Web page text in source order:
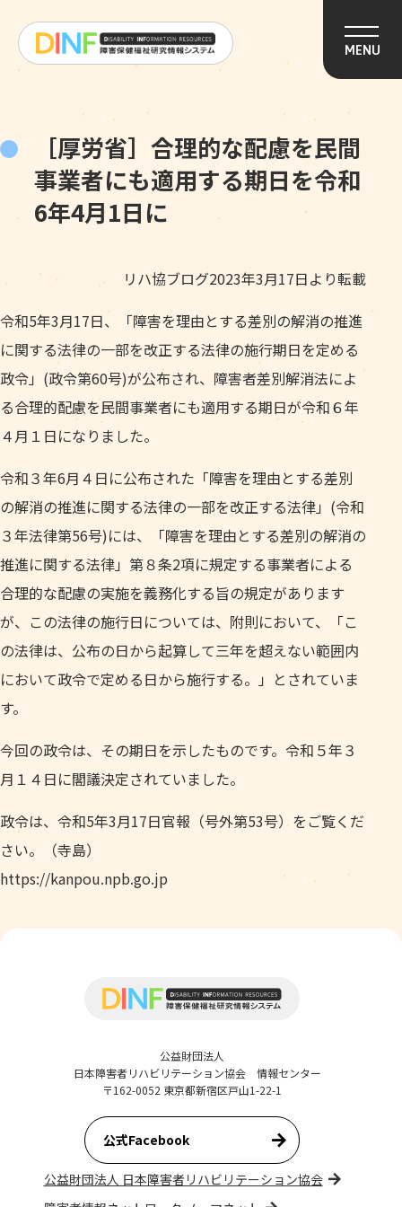
MENU
［厚労省］合理的な配慮を民間
事業者にも適用する期日を令和
6年4月1日に
リハ協ブログ2023年3月17日より転載
令和5年3月17日、「障害を理由とする差別の解消の推進
に関する法律の一部を改正する法律の施行期日を定める
政令」(政令第60号)が公布され、障害者差別解消法によ
る合理的配慮を民間事業者にも適用する期日が令和６年
４月１日になりました。
令和３年6月４日に公布された「障害を理由とする差別
の解消の推進に関する法律の一部を改正する法律」(令和
３年法律第56号)には、「障害を理由とする差別の解消の
推進に関する法律」第８条2項に規定する事業者による
合理的な配慮の実施を義務化する旨の規定があります
が、この法律の施行日については、附則において、「こ
の法律は、公布の日から起算して三年を超えない範囲内
において政令で定める日から施行する。」とされていま
す。
今回の政令は、その期日を示したものです。令和５年３
月１４日に閣議決定されていました。
政令は、令和5年3月17日官報（号外第53号）をご覧くだ
さい。（寺島）
https://kanpou.npb.go.jp
公益財団法人
日本障害者リハビリテーション協会 情報センター
〒162-0052 東京都新宿区戸山1-22-1
公式Facebook
公益財団法人 日本障害者リハビリテーション協会